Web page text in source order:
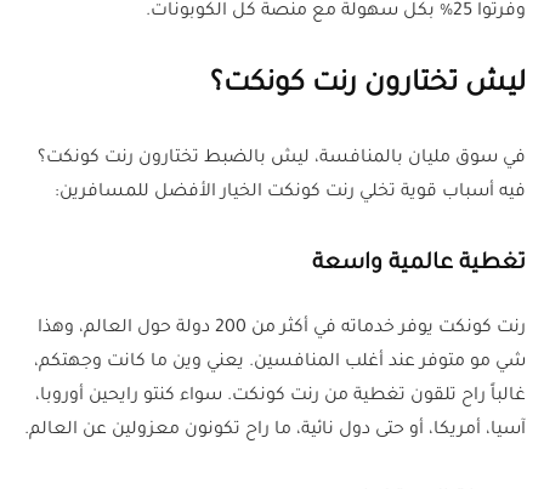
وفرتوا 25% بكل سهولة مع منصة كل الكوبونات.
ليش تختارون رنت كونكت؟
في سوق مليان بالمنافسة، ليش بالضبط تختارون رنت كونكت؟
فيه أسباب قوية تخلي رنت كونكت الخيار الأفضل للمسافرين:
تغطية عالمية واسعة
رنت كونكت يوفر خدماته في أكثر من 200 دولة حول العالم، وهذا
شي مو متوفر عند أغلب المنافسين. يعني وين ما كانت وجهتكم،
غالباً راح تلقون تغطية من رنت كونكت. سواء كنتو رايحين أوروبا،
آسيا، أمريكا، أو حتى دول نائية، ما راح تكونون معزولين عن العالم.